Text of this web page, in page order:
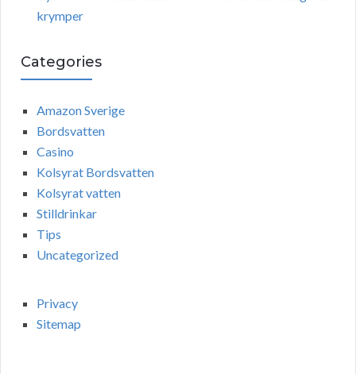
krymper
Categories
Amazon Sverige
Bordsvatten
Casino
Kolsyrat Bordsvatten
Kolsyrat vatten
Stilldrinkar
Tips
Uncategorized
Privacy
Sitemap